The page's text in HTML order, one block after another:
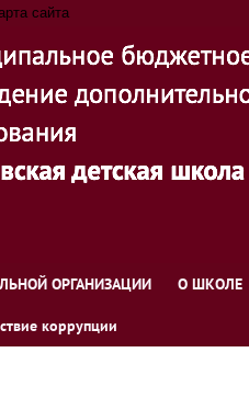
сайта
ОРГАНИЗАЦИИ О ШКОЛЕ
коррупции